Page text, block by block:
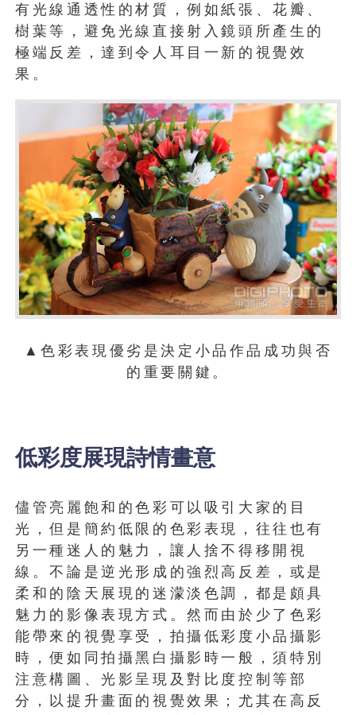
有光線通透性的材質，例如紙張、花瓣、
樹葉等，避免光線直接射入鏡頭所產生的
極端反差，達到令人耳目一新的視覺效
果。
▲色彩表現優劣是決定小品作品成功與否
的重要關鍵。
低彩度展現詩情畫意
儘管亮麗飽和的色彩可以吸引大家的目
光，但是簡約低限的色彩表現，往往也有
另一種迷人的魅力，讓人捨不得移開視
線。不論是逆光形成的強烈高反差，或是
柔和的陰天展現的迷濛淡色調，都是頗具
魅力的影像表現方式。然而由於少了色彩
能帶來的視覺享受，拍攝低彩度小品攝影
時，便如同拍攝黑白攝影時一般，須特別
注意構圖、光影呈現及對比度控制等部
分，以提升畫面的視覺效果；尤其在高反